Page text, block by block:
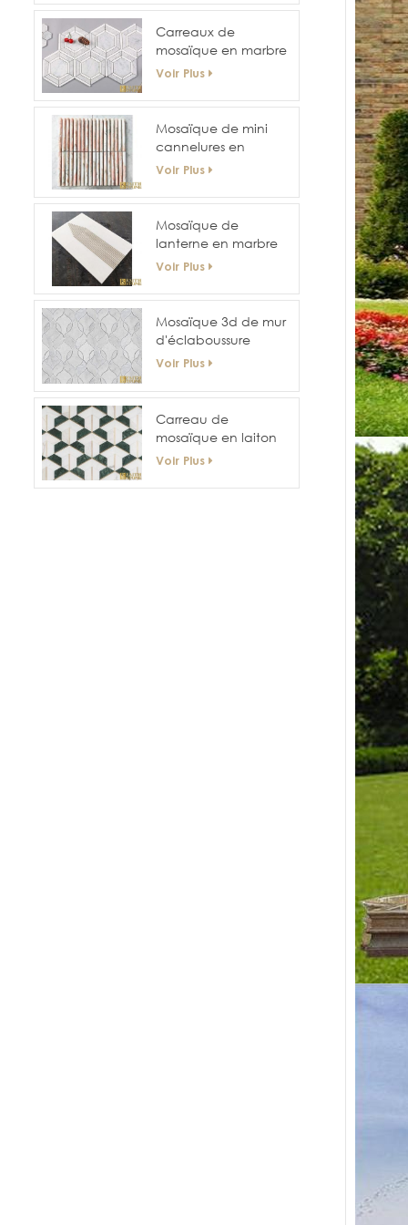
Carreaux de
mosaïque en marbre
plats en forme de nid
hexagonale pour
mur et sol d'hôtel
Voir Plus
Mosaïque de mini
cannelures en
marbre courbe
Voir Plus
Mosaïque de
lanterne en marbre
blanc est
Voir Plus
Mosaïque 3d de mur
d'éclaboussure
arrière de
irrégulière
Voir Plus
Carreau de
mosaïque en laiton
géométrique mixte
Voir Plus